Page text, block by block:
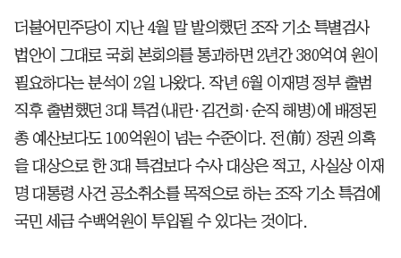
더불어민주당이 지난 4월 말 발의했던 조작 기소 특별검사
법안이 그대로 국회 본회의를 통과하면 2년간 380억여 원이
필요하다는 분석이 2일 나왔다. 작년 6월 이재명 정부 출범
직후 출범했던 3대 특검(내란·김건희·순직 해병)에 배정된
총 예산보다도 100억원이 넘는 수준이다. 전(前) 정권 의혹
을 대상으로 한 3대 특검보다 수사 대상은 적고, 사실상 이재
명 대통령 사건 공소취소를 목적으로 하는 조작 기소 특검에
국민 세금 수백억원이 투입될 수 있다는 것이다.